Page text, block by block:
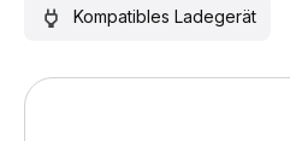
Kompatibles Ladegerät